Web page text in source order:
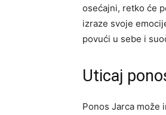
osećajni, retko će
izraze svoje
povući u sebe i
Uticaj
Ponos Jarca može